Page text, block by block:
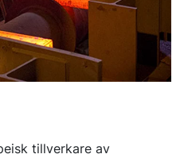
tillverkare av